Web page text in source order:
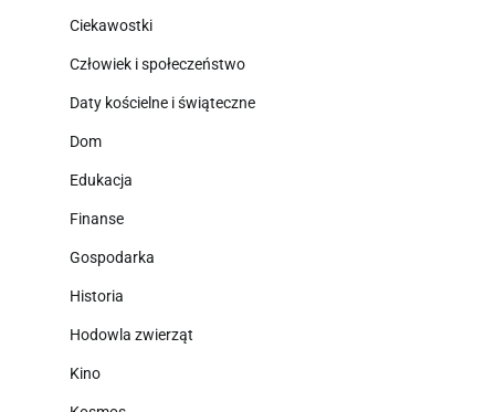
Ciekawostki
Człowiek i społeczeństwo
Daty kościelne i świąteczne
Dom
Edukacja
Finanse
Gospodarka
Historia
Hodowla zwierząt
Kino